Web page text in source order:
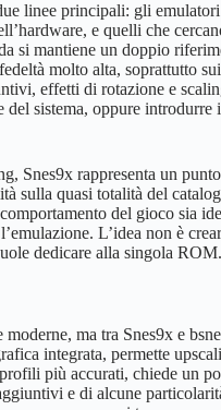
linee principali: gli emulatori
e quelli che
si mantiene un doppio
molto alta, soprattutto
effetti di rotazione e
sistema, oppure
Snes9x rappresenta un
sulla quasi totalità del
del gioco sia
L’idea non è
dedicare alla singola ROM.
ma tra Snes9x e
integrata, permette
più accurati, chiede un
e di alcune